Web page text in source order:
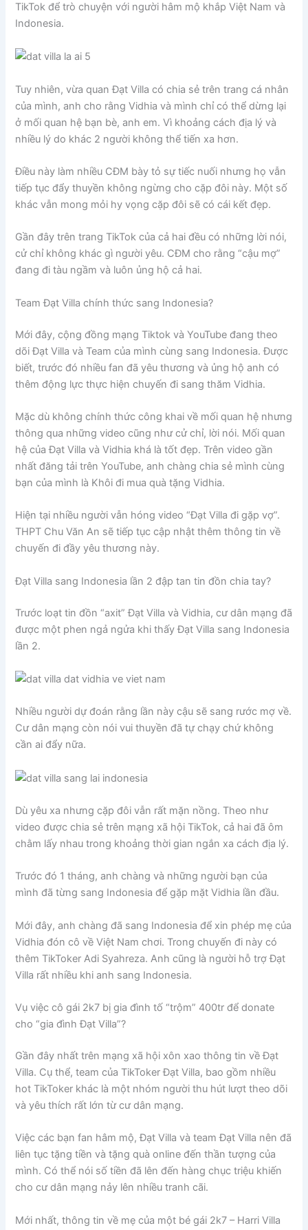
TikTok để trò chuyện với người hâm mộ khắp Việt Nam và
Indonesia.
Tuy nhiên, vừa quan Đạt Villa có chia sẻ trên trang cá nhân
của mình, anh cho rằng Vidhia và mình chỉ có thể dừng lại
ở mối quan hệ bạn bè, anh em. Vì khoảng cách địa lý và
nhiều lý do khác 2 người không thể tiến xa hơn.
Điều này làm nhiều CĐM bày tỏ sự tiếc nuối nhưng họ vẫn
tiếp tục đẩy thuyền không ngừng cho cặp đôi này. Một số
khác vẫn mong mỏi hy vọng cặp đôi sẽ có cái kết đẹp.
Gần đây trên trang TikTok của cả hai đều có những lời nói,
cử chỉ không khác gì người yêu. CĐM cho rằng “cậu mợ”
đang đi tàu ngầm và luôn ủng hộ cả hai.
Team Đạt Villa chính thức sang Indonesia?
Mới đây, cộng đồng mạng Tiktok và YouTube đang theo
dõi Đạt Villa và Team của mình cùng sang Indonesia. Được
biết, trước đó nhiều fan đã yêu thương và ủng hộ anh có
thêm động lực thực hiện chuyến đi sang thăm Vidhia.
Mặc dù không chính thức công khai về mối quan hệ nhưng
thông qua những video cũng như cử chỉ, lời nói. Mối quan
hệ của Đạt Villa và Vidhia khá là tốt đẹp. Trên video gần
nhất đăng tải trên YouTube, anh chàng chia sẻ mình cùng
bạn của mình là Khôi đi mua quà tặng Vidhia.
Hiện tại nhiều người vẫn hóng video “Đạt Villa đi gặp vợ”.
THPT Chu Văn An sẽ tiếp tục cập nhật thêm thông tin về
chuyến đi đầy yêu thương này.
Đạt Villa sang Indonesia lần 2 đập tan tin đồn chia tay?
Trước loạt tin đồn “axit” Đạt Villa và Vidhia, cư dân mạng đã
được một phen ngả ngửa khi thấy Đạt Villa sang Indonesia
lần 2.
Nhiều người dự đoán rằng lần này cậu sẽ sang rước mợ về.
Cư dân mạng còn nói vui thuyền đã tự chạy chứ không
cần ai đẩy nữa.
Dù yêu xa nhưng cặp đôi vẫn rất mặn nồng. Theo như
video được chia sẻ trên mạng xã hội TikTok, cả hai đã ôm
chằm lấy nhau trong khoảng thời gian ngắn xa cách địa lý.
Trước đó 1 tháng, anh chàng và những người bạn của
mình đã từng sang Indonesia để gặp mặt Vidhia lần đầu.
Mới đây, anh chàng đã sang Indonesia để xin phép mẹ của
Vidhia đón cô về Việt Nam chơi. Trong chuyến đi này có
thêm TikToker Adi Syahreza. Anh cũng là người hỗ trợ Đạt
Villa rất nhiều khi anh sang Indonesia.
Vụ việc cô gái 2k7 bị gia đình tố “trộm” 400tr để donate
cho “gia đình Đạt Villa”?
Gần đây nhất trên mạng xã hội xôn xao thông tin về Đạt
Villa. Cụ thể, team của TikToker Đạt Villa, bao gồm nhiều
hot TikToker khác là một nhóm người thu hút lượt theo dõi
và yêu thích rất lớn từ cư dân mạng.
Việc các bạn fan hâm mộ, Đạt Villa và team Đạt Villa nên đã
liên tục tặng tiền và tặng quà online đến thần tượng của
mình. Có thể nói số tiền đã lên đến hàng chục triệu khiến
cho cư dân mạng nảy lên nhiều tranh cãi.
Mới nhất, thông tin về mẹ của một bé gái 2k7 – Harri Villa